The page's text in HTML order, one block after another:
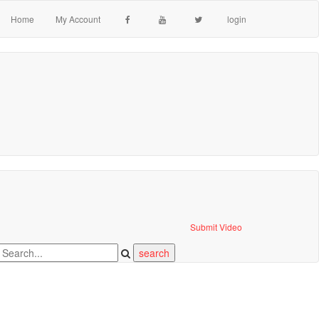
login
Home My Account
Submit Video